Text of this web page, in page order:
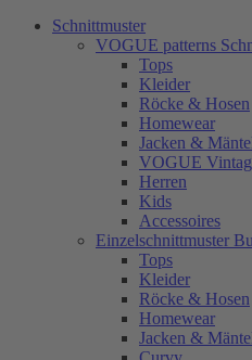
Schnittmuster
VOGUE patterns
Tops
Kleider
Röcke & Hosen
Homewear
Jacken &
VOGUE
Herren
Kids
Accessoires
Einzelschnittmuster
Tops
Kleider
Röcke & Hosen
Homewear
Jacken &